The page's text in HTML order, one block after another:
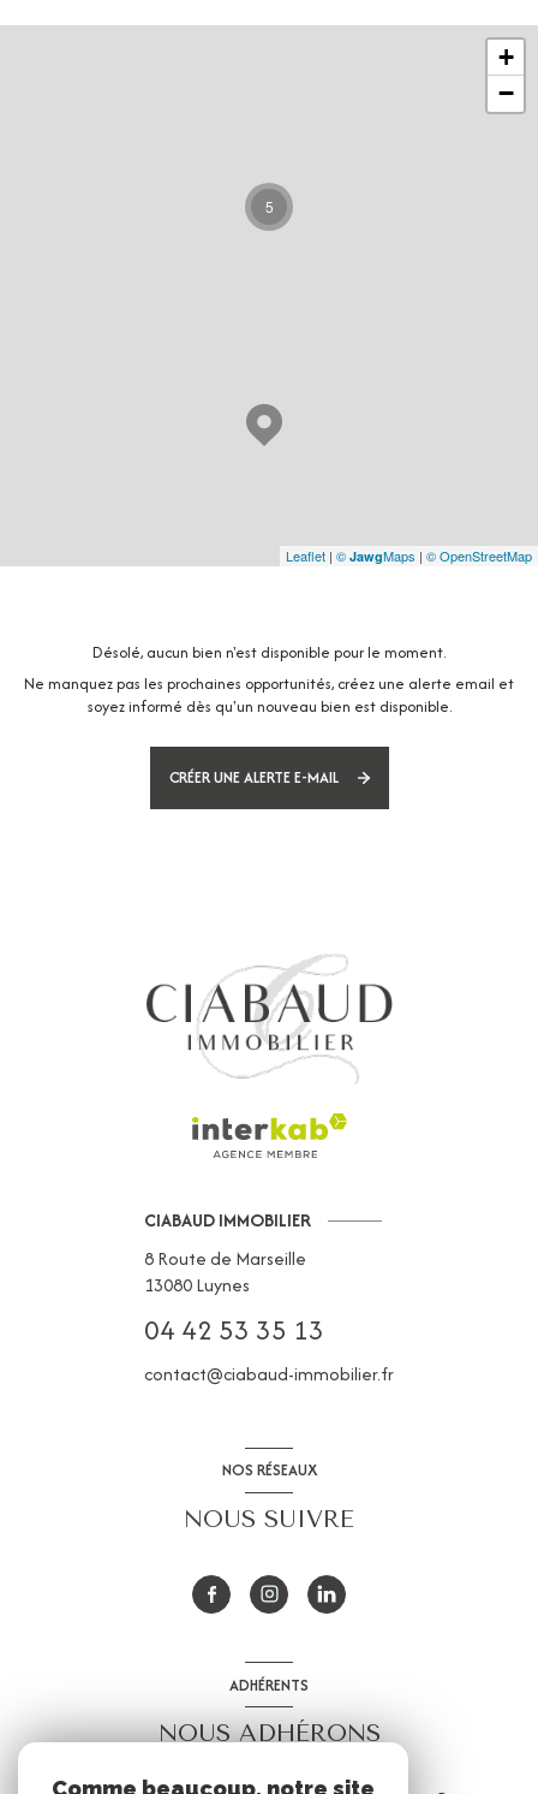
5
+
−
Leaflet | © JawgMaps | © OpenStreetMap
Désolé, aucun bien n'est disponible pour le moment.
Ne manquez pas les prochaines opportunités, créez une alerte email et
soyez informé dès qu'un nouveau bien est disponible.
CRÉER UNE ALERTE E-MAIL
CIABAUD IMMOBILIER
8 Route de Marseille
13080Luynes
04 42 53 35 13
contact@ciabaud-immobilier.fr
NOS RÉSEAUX
NOUS SUIVRE
ADHÉRENTS
NOUS ADHÉRONS
Comme beaucoup, notre site